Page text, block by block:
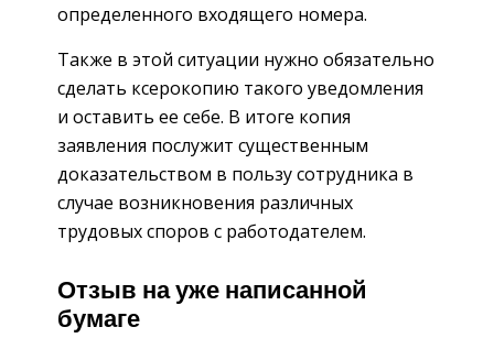
определенного входящего номера.
Также в этой ситуации нужно обязательно
сделать ксерокопию такого уведомления
и оставить ее себе. В итоге копия
заявления послужит существенным
доказательством в пользу сотрудника в
случае возникновения различных
трудовых споров с работодателем.
Отзыв на уже написанной
бумаге